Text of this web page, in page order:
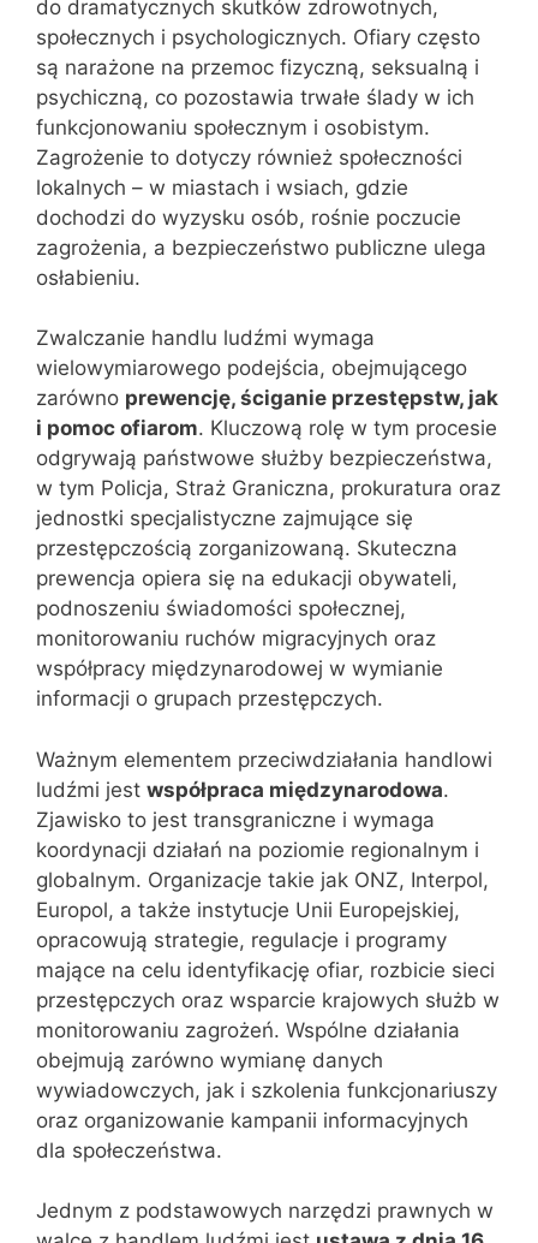
do dramatycznych skutków zdrowotnych,
społecznych i psychologicznych. Ofiary często
są narażone na przemoc fizyczną, seksualną i
psychiczną, co pozostawia trwałe ślady w ich
funkcjonowaniu społecznym i osobistym.
Zagrożenie to dotyczy również społeczności
lokalnych – w miastach i wsiach, gdzie
dochodzi do wyzysku osób, rośnie poczucie
zagrożenia, a bezpieczeństwo publiczne ulega
osłabieniu.
Zwalczanie handlu ludźmi wymaga
wielowymiarowego podejścia, obejmującego
zarówno prewencję, ściganie przestępstw, jak
i pomoc ofiarom. Kluczową rolę w tym procesie
odgrywają państwowe służby bezpieczeństwa,
w tym Policja, Straż Graniczna, prokuratura oraz
jednostki specjalistyczne zajmujące się
przestępczością zorganizowaną. Skuteczna
prewencja opiera się na edukacji obywateli,
podnoszeniu świadomości społecznej,
monitorowaniu ruchów migracyjnych oraz
współpracy międzynarodowej w wymianie
informacji o grupach przestępczych.
Ważnym elementem przeciwdziałania handlowi
ludźmi jest współpraca międzynarodowa.
Zjawisko to jest transgraniczne i wymaga
koordynacji działań na poziomie regionalnym i
globalnym. Organizacje takie jak ONZ, Interpol,
Europol, a także instytucje Unii Europejskiej,
opracowują strategie, regulacje i programy
mające na celu identyfikację ofiar, rozbicie sieci
przestępczych oraz wsparcie krajowych służb w
monitorowaniu zagrożeń. Wspólne działania
obejmują zarówno wymianę danych
wywiadowczych, jak i szkolenia funkcjonariuszy
oraz organizowanie kampanii informacyjnych
dla społeczeństwa.
Jednym z podstawowych narzędzi prawnych w